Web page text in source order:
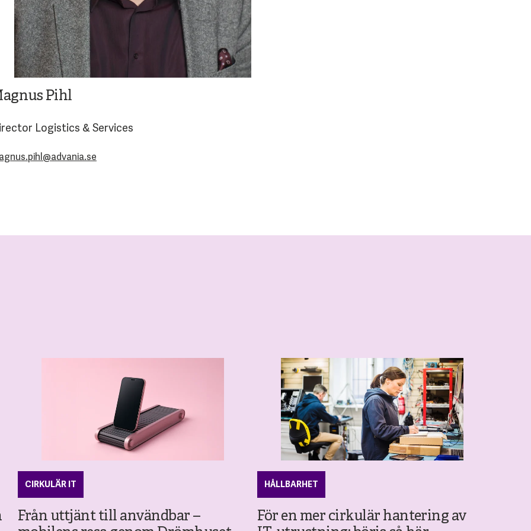
Pihl
Logistics & Services
CIRKULÄR IT
Från uttjänt till användbar –
HÅLLBARHET
För en mer cirkulär hantering av